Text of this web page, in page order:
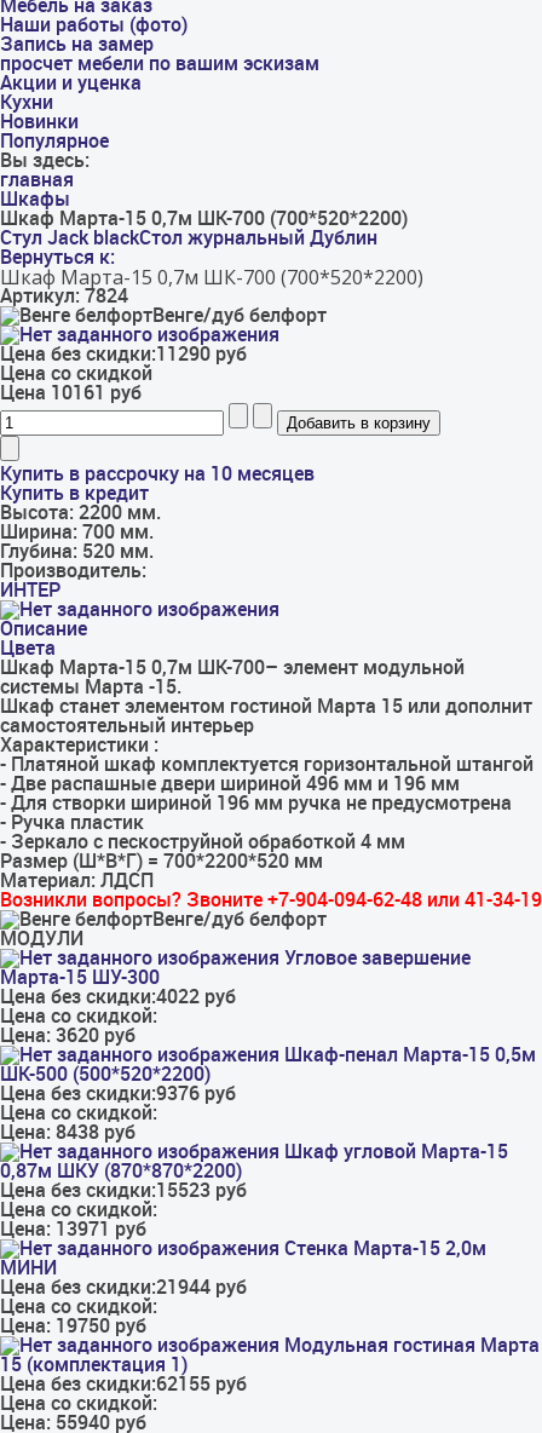
Мебель на заказ
Наши работы (фото)
Запись на замер
просчет мебели по вашим эскизам
Акции и уценка
Кухни
Новинки
Популярное
Вы здесь:
главная
Шкафы
Шкаф Марта-15 0,7м ШК-700 (700*520*2200)
Стул Jack blackСтол журнальный Дублин
Вернуться к:
Шкаф Марта-15 0,7м ШК-700 (700*520*2200)
Артикул: 7824
Венге/дуб белфорт
Цена без скидки:11290 руб
Цена со скидкой
Цена 10161 руб
Купить в рассрочку на 10 месяцев
Купить в кредит
Высота: 2200 мм.
Ширина: 700 мм.
Глубина: 520 мм.
Производитель:
ИНТЕР
Описание
Цвета
Шкаф Марта-15 0,7м ШК-700– элемент модульной
системы Марта -15.
Шкаф станет элементом гостиной Марта 15 или дополнит
самостоятельный интерьер
Характеристики :
- Платяной шкаф комплектуется горизонтальной штангой
- Две распашные двери шириной 496 мм и 196 мм
- Для створки шириной 196 мм ручка не предусмотрена
- Ручка пластик
- Зеркало с пескоструйной обработкой 4 мм
Размер (Ш*В*Г) = 700*2200*520 мм
Материал: ЛДСП
Возникли вопросы? Звоните +7-904-094-62-48 или 41-34-19
Венге/дуб белфорт
МОДУЛИ
Угловое завершение
Марта-15 ШУ-300
Цена без скидки:4022 руб
Цена со скидкой:
Цена: 3620 руб
Шкаф-пенал Марта-15 0,5м
ШК-500 (500*520*2200)
Цена без скидки:9376 руб
Цена со скидкой:
Цена: 8438 руб
Шкаф угловой Марта-15
0,87м ШКУ (870*870*2200)
Цена без скидки:15523 руб
Цена со скидкой:
Цена: 13971 руб
Стенка Марта-15 2,0м
МИНИ
Цена без скидки:21944 руб
Цена со скидкой:
Цена: 19750 руб
Модульная гостиная Марта
15 (комплектация 1)
Цена без скидки:62155 руб
Цена со скидкой:
Цена: 55940 руб